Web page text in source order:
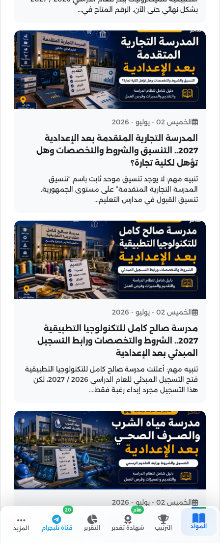
المواد الترتيب شهادة تقدير
هام
التقرير قناة تليجرام
20
المزيد
بشكل نهائي حتى الآن. الرقم المتاح في...
الخميس 02 - يوليو - 2026
المدرسة التجارية المتقدمة بعد الإعدادية
2027.. التنسيق والشروط والتخصصات وهل
تؤهل لكلية تجارة؟
تنبيه مهم: لا يوجد تنسيق موحد ثابت باسم “تنسيق
المدرسة التجارية المتقدمة” على مستوى الجمهورية.
تنسيق القبول في مدارس التعليم...
الخميس 02 - يوليو - 2026
مدرسة صالح كامل للتكنولوجيا التطبيقية
2027.. الشروط والتخصصات ورابط التسجيل
المبدئي بعد الإعدادية
تنبيه مهم: أعلنت مدرسة صالح كامل للتكنولوجيا التطبيقية
فتح التسجيل المبدئي للعام الدراسي 2026 / 2027، لكن
هذا التسجيل مجرد إبداء رغبة فقط،...
الخميس 02 - يوليو - 2026
الإعدادية.. التنسيق والشروط ورابط التقديم